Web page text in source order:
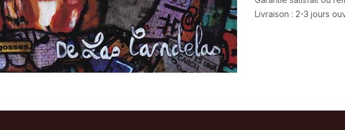
Livraison : 2-3 jours